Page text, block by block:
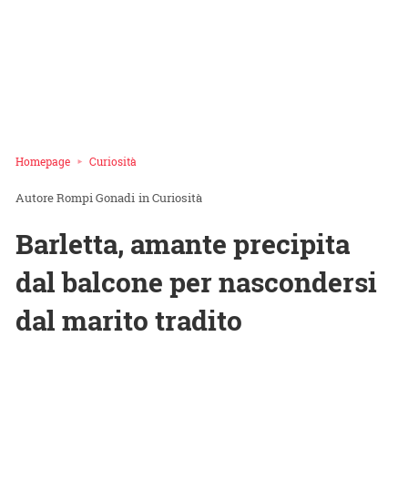
Homepage Curiosità
Rompi Gonadi inCuriosità
Barletta, amante precipita
dal balcone per nascondersi
dal marito tradito